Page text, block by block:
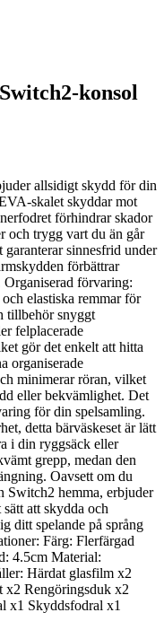
konsol
allsidigt skydd för din
skalet skyddar mot
förhindrar skador
och trygg vart du än går
sinnesfrid under
förbättrar
förvaring:
elastiska remmar för
tillbehör snyggt
felplacerade
gör det enkelt att hitta
organiserade
minimerar röran, vilket
eller bekvämlighet. Det
för din spelsamling.
detta bärväskeset är lätt
i din ryggsäck eller
grepp, medan den
Oavsett om du
Switch2 hemma, erbjuder
att skydda och
ditt spelande på språng
Färg: Flerfärgad
4.5cm Material:
Härdat glasfilm x2
x2 Rengöringsduk x2
x1 Skyddsfodral x1